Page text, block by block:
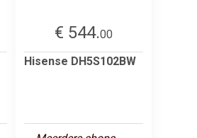
€ 544.00
Hisense DH5S102BW